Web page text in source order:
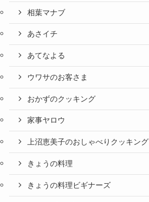
相葉マナブ
あさイチ
あてなよる
ウワサのお客さま
おかずのクッキング
家事ヤロウ
上沼恵美子のおしゃべりクッキング
きょうの料理
きょうの料理ビギナーズ